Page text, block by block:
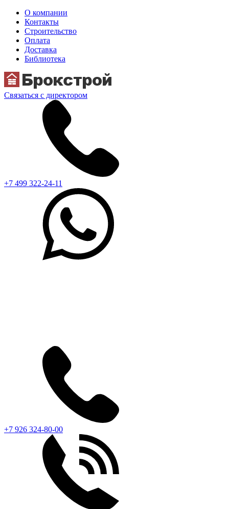
О компании
Контакты
Строительство
Оплата
Доставка
Библиотека
Связаться с директором
+7 499 322-24-11
+7 926 324-80-00